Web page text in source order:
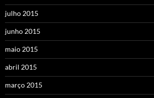
julho 2015
junho 2015
maio 2015
abril 2015
março 2015